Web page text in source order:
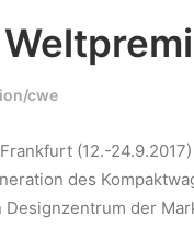
cwe
(12.-
des
der